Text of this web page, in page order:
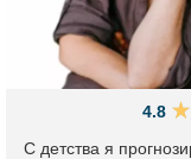
4.8
С детства я